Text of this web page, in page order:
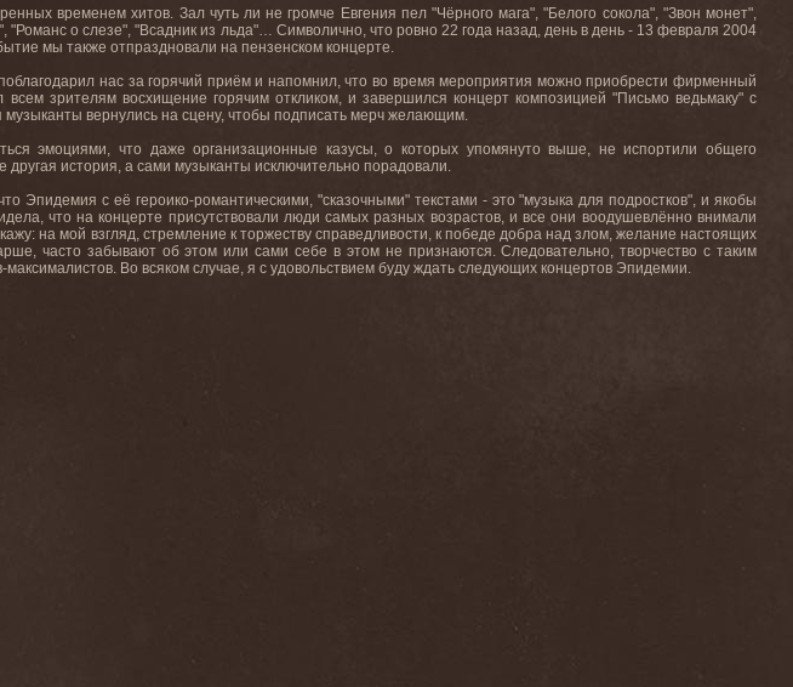
временем хитов. Зал чуть ли не громче Евгения пел "Чёрного мага", "Белого сокола", "Звон монет",
о слезе", "Всадник из льда"… Символично, что ровно 22 года назад, день в день - 13 февраля 2004
мы также отпраздновали на пензенском концерте.
нас за горячий приём и напомнил, что во время мероприятия можно приобрести фирменный
зрителям восхищение горячим откликом, и завершился концерт композицией "Письмо ведьмаку" с
вернулись на сцену, чтобы подписать мерч желающим.
эмоциями, что даже организационные казусы, о которых упомянуто выше, не испортили общего
история, а сами музыканты исключительно порадовали.
Эпидемия с её героико-романтическими, "сказочными" текстами - это "музыка для подростков", и якобы
что на концерте присутствовали люди самых разных возрастов, и все они воодушевлённо внимали
на мой взгляд, стремление к торжеству справедливости, к победе добра над злом, желание настоящих
часто забывают об этом или сами себе в этом не признаются. Следовательно, творчество с таким
Во всяком случае, я с удовольствием буду ждать следующих концертов Эпидемии.